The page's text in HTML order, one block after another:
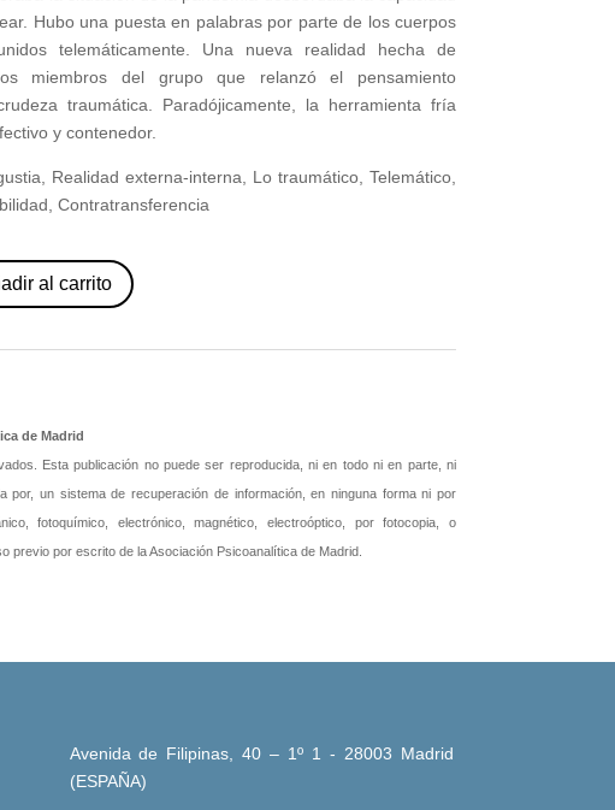
Hubo una puesta en palabras por parte de los cuerpos
telemáticamente. Una nueva realidad hecha de
miembros del grupo que relanzó el pensamiento
traumática. Paradójicamente, la herramienta fría
y contenedor.
Realidad externa-interna, Lo traumático, Telemático,
Contratransferencia
al carrito
de Madrid
Esta publicación no puede ser reproducida, ni en todo ni en parte, ni
por, un sistema de recuperación de información, en ninguna forma ni por
fotoquímico, electrónico, magnético, electroóptico, por fotocopia, o
previo por escrito de la Asociación Psicoanalítica de Madrid.
Avenida de Filipinas, 40 – 1º 1 - 28003 Madrid
(ESPAÑA)